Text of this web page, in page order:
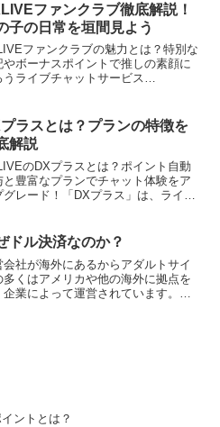
ファンクラブ徹底解説！
子の日常を垣間見よう
ファンクラブの魅力とは？特別な
やボーナスポイントで推しの素顔に
うライブチャットサービス
ァンクラブは、普段のチャットでは
ことのできない女...
ラスとは？プランの特徴を
解説
のDXプラスとは？ポイント自動
と豊富なプランでチャット体験をア
グレード！「DXプラス」は、ライブ
ントが自動的にアカウントに付与さ
便利なシ...
ドル決済なのか？
会社が海外にあるからアダルトサイ
多くはアメリカや他の海外に拠点を
企業によって運営されています。こ
イントとは？